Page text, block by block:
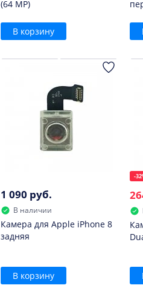
(64 MP)
В корзину
1 090 руб.
В наличии
Камера для Apple iPhone 8
задняя
В корзину
-